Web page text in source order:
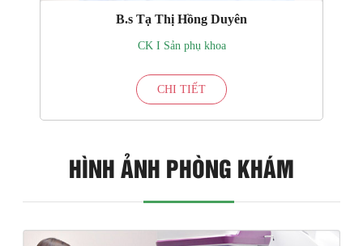
B.s Tạ Thị Hồng Duyên
CK I Sản phụ khoa
CHI TIẾT
HÌNH ẢNH PHÒNG KHÁM